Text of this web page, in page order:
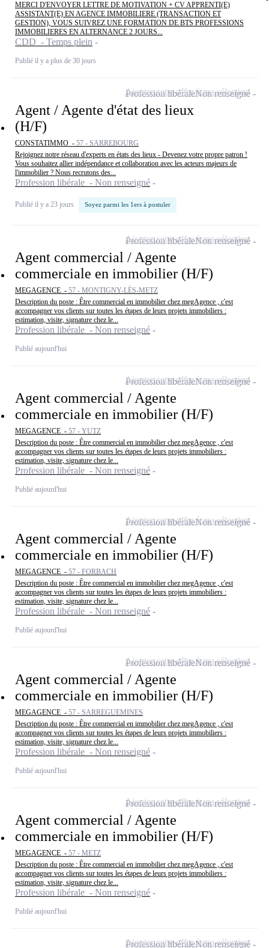
MERCI D'ENVOYER LETTRE DE MOTIVATION + CV APPRENTI(E)
ASSISTANT(E) EN AGENCE IMMOBILIERE (TRANSACTION ET
GESTION), VOUS SUIVREZ UNE FORMATION DE BTS PROFESSIONS
IMMOBILIERES EN ALTERNANCE 2 JOURS...
CDD - Temps plein
Publié il y a plus de 30 jours
Agent / Agente d'état des lieux
(H/F)
CONSTATIMMO - 57 - SARREBOURG
Rejoignez notre réseau d'experts en états des lieux - Devenez votre propre patron !
Vous souhaitez allier indépendance et collaboration avec les acteurs majeurs de
l'immobilier ? Nous recrutons des...
Profession libérale - Non renseigné
Publié il y a 23 jours Soyez parmi les 1ers à postuler
Profession libéraleNon renseigné
Ajouter cette offre à ma sélection
Agent commercial / Agente
commerciale en immobilier (H/F)
MEGAGENCE - 57 - MONTIGNY-LÈS-METZ
Description du poste : Être commercial en immobilier chez megAgence , c'est
accompagner vos clients sur toutes les étapes de leurs projets immobiliers :
estimation, visite, signature chez le...
Profession libérale - Non renseigné
Publié aujourd'hui
Profession libéraleNon renseigné
Ajouter cette offre à ma sélection
Agent commercial / Agente
commerciale en immobilier (H/F)
MEGAGENCE - 57 - YUTZ
Description du poste : Être commercial en immobilier chez megAgence , c'est
accompagner vos clients sur toutes les étapes de leurs projets immobiliers :
estimation, visite, signature chez le...
Profession libérale - Non renseigné
Publié aujourd'hui
Profession libéraleNon renseigné
Ajouter cette offre à ma sélection
Agent commercial / Agente
commerciale en immobilier (H/F)
MEGAGENCE - 57 - FORBACH
Description du poste : Être commercial en immobilier chez megAgence , c'est
accompagner vos clients sur toutes les étapes de leurs projets immobiliers :
estimation, visite, signature chez le...
Profession libérale - Non renseigné
Publié aujourd'hui
Profession libéraleNon renseigné
Ajouter cette offre à ma sélection
Agent commercial / Agente
commerciale en immobilier (H/F)
MEGAGENCE - 57 - SARREGUEMINES
Description du poste : Être commercial en immobilier chez megAgence , c'est
accompagner vos clients sur toutes les étapes de leurs projets immobiliers :
estimation, visite, signature chez le...
Profession libérale - Non renseigné
Publié aujourd'hui
Profession libéraleNon renseigné
Ajouter cette offre à ma sélection
Agent commercial / Agente
commerciale en immobilier (H/F)
MEGAGENCE - 57 - METZ
Description du poste : Être commercial en immobilier chez megAgence , c'est
accompagner vos clients sur toutes les étapes de leurs projets immobiliers :
estimation, visite, signature chez le...
Profession libérale - Non renseigné
Publié aujourd'hui
Profession libéraleNon renseigné
Ajouter cette offre à ma sélection
Profession libéraleNon renseigné
Ajouter cette offre à ma sélection